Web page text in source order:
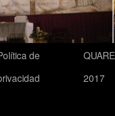
de
2017